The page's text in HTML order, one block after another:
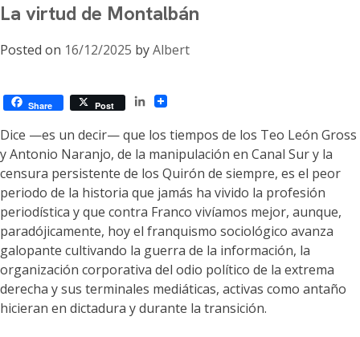
La virtud de Montalbán
Posted on 16/12/2025 byAlbert
Share Post
LinkedIn
Dice —es un decir— que los tiempos de los Teo León Gross
y Antonio Naranjo, de la manipulación en Canal Sur y la
censura persistente de los Quirón de siempre, es el peor
periodo de la historia que jamás ha vivido la profesión
periodística y que contra Franco vivíamos mejor, aunque,
paradójicamente, hoy el franquismo sociológico avanza
galopante cultivando la guerra de la información, la
organización corporativa del odio político de la extrema
derecha y sus terminales mediáticas, activas como antaño
hicieran en dictadura y durante la transición.